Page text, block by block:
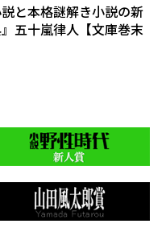
説と本格謎解き小説の新
』五十嵐律人【文庫巻末